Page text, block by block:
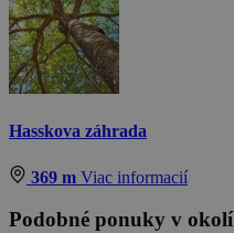
Hasskova záhrada
369 m Viac informacií
Podobné ponuky v okolí